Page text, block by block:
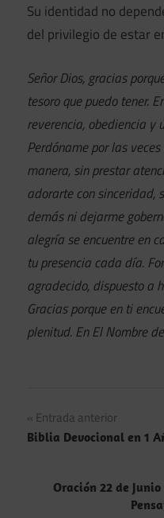
Su identidad no
del privilegio de estar
Señor Dios, gracias
tesoro que puedo tener.
reverencia, obediencia y
Perdóname por las
manera, sin prestar
adorarte con sinceridad,
demás ni dejarme
alegría se encuentre en
tu presencia cada día.
agradecido, dispuesto a
Gracias porque en ti
plenitud. En El Nombre
Navegación
de
entradas
Entrada anterior
Biblia Devocional en 1
Oración 22 de